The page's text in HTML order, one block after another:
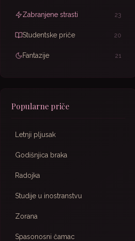
Zabranjene strasti 23
Studentske priče 20
Fantazije 21
Popularne priče
Letnji pljusak
Godišnjica braka
Radojka
Studije u inostranstvu
Zorana
Spasonosni čamac